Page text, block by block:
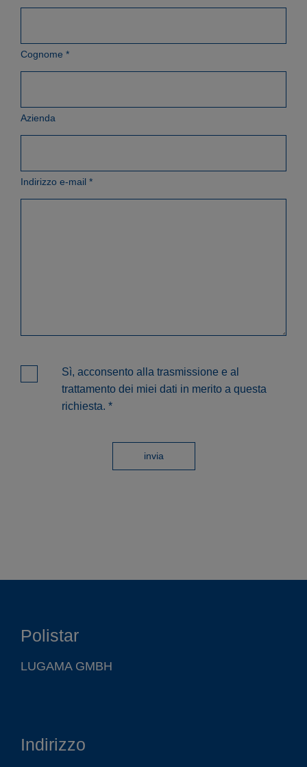
Cognome *
Azienda
Indirizzo e-mail *
Sì, acconsento alla trasmissione e al
trattamento dei miei dati in merito a questa
richiesta. *
invia
Polistar
LUGAMA GMBH
Indirizzo